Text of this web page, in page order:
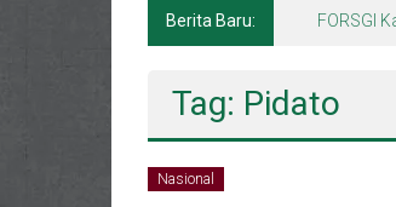
Berita Baru:
Tag: Pidato
Nasional